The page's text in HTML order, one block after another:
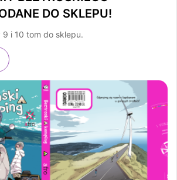
DO SKLEPU!
9 i 10 tom do sklepu.